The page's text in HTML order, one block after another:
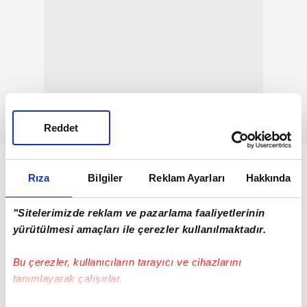
Rıza Bilgiler Reklam Ayarları Hakkında
"Sitelerimizde reklam ve pazarlama faaliyetlerinin
yürütülmesi amaçları ile çerezler kullanılmaktadır.
Bu çerezler, kullanıcıların tarayıcı ve cihazlarını
tanımlayarak çalışırlar.
Reddet